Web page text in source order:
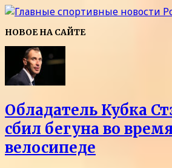
НОВОЕ НА САЙТЕ
Обладатель Кубка
сбил бегуна во
велосипеде